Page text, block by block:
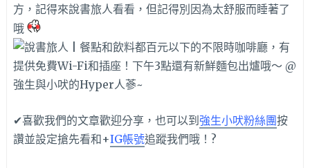
方，記得來說書旅人看看，但記得別因為太舒服而睡著了
哦
✔喜歡我們的文章歡迎分享，也可以到 強生小吠粉絲團按
讚並設定搶先看和+IG帳號追蹤我們哦！?